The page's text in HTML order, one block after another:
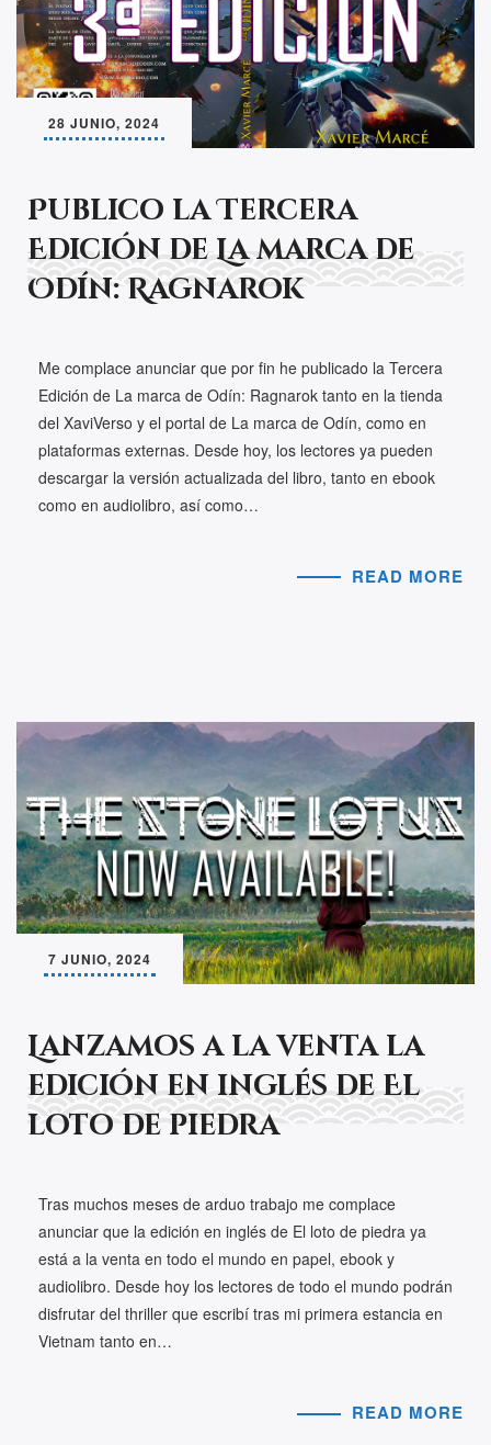
28 JUNIO, 2024
Publico la Tercera
Edición de La marca de
Odín: Ragnarok
Me complace anunciar que por fin he publicado la Tercera
Edición de La marca de Odín: Ragnarok tanto en la tienda
del XaviVerso y el portal de La marca de Odín, como en
plataformas externas. Desde hoy, los lectores ya pueden
descargar la versión actualizada del libro, tanto en ebook
como en audiolibro, así como…
READ MORE
7 JUNIO, 2024
Lanzamos a la venta la
edición en inglés de El
loto de piedra
Tras muchos meses de arduo trabajo me complace
anunciar que la edición en inglés de El loto de piedra ya
está a la venta en todo el mundo en papel, ebook y
audiolibro. Desde hoy los lectores de todo el mundo podrán
disfrutar del thriller que escribí tras mi primera estancia en
Vietnam tanto en…
READ MORE